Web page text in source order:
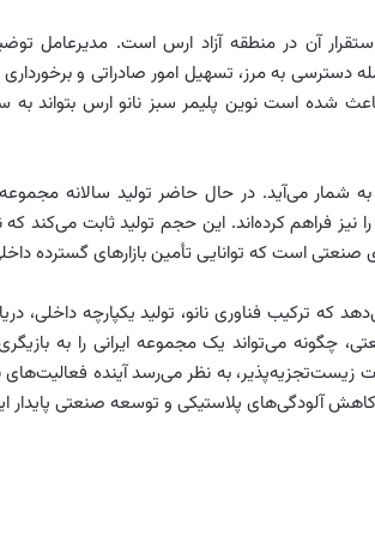
آن در منطقه آزاد ارس است. مدیرعامل
دسترسی به مرز، تسهیل امور صادراتی و برخورداری
شده است نوین پلیمر سبز نانو ارس بتواند به
شمار می‌آید. در حال حاضر تولید سالانه
امکان افزایش این رقم تا ۱۳۰۰ تن را نیز فراهم کرده‌اند. این حجم تولید
است که توانایی تأمین بازارهای گسترده
ترکیب فناوری نانو، تولید یکپارچه داخلی،
چگونه می‌تواند یک مجموعه ایرانی را به
زیست‌تجزیه‌پذیر، به نظر می‌رسد آینده فعالیت‌های
آلودگی‌های پلاستیکی و توسعه صنعتی پایدار